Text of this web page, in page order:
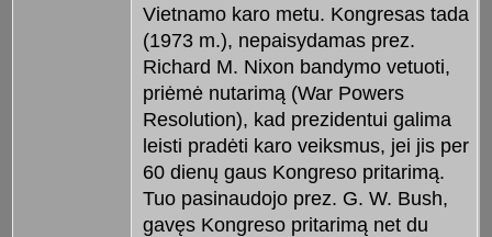
Vietnamo karo metu. Kongresas tada
(1973 m.), nepaisydamas prez.
Richard M. Nixon bandymo vetuoti,
priėmė nutarimą (War Powers
Resolution), kad prezidentui galima
leisti pradėti karo veiksmus, jei jis per
60 dienų gaus Kongreso pritarimą.
Tuo pasinaudojo prez. G. W. Bush,
gavęs Kongreso pritarimą net du